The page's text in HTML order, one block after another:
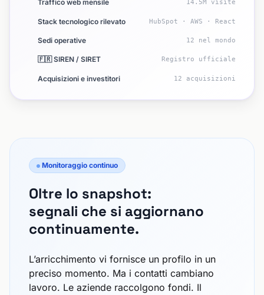
Traffico web mensile 14.5M visite
Stack tecnologico rilevato HubSpot · AWS · React
Sedi operative 12 nel mondo
🇫🇷 SIREN / SIRET Registro ufficiale
Acquisizioni e investitori 12 acquisizioni
Monitoraggio continuo
Oltre lo snapshot:
segnali che si aggiornano
continuamente.
L’arricchimento vi fornisce un profilo in un
preciso momento. Ma i contatti cambiano
lavoro. Le aziende raccolgono fondi. Il